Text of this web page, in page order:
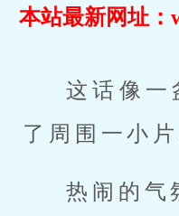
本站最新网址：
这话像一
了周围一小片
热闹的气